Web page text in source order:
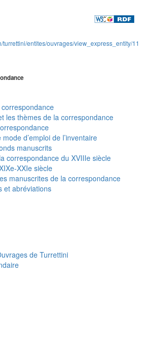
entites/ouvrages/view_express_entity/11
les thèmes de la correspondance
d’emploi de l’inventaire
manuscrits
correspondance du XVIIIe siècle
XXIe siècle
manuscrites de la correspondance
et abréviations
de Turrettini